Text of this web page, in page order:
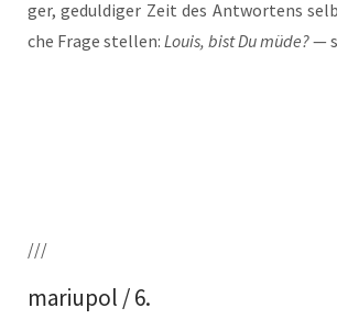
ger, gedul­di­ger Zeit des Ant­wor­tens
che Fra­ge stel­len: Lou­is, bist Du müde?—
///
mariupol / 6.